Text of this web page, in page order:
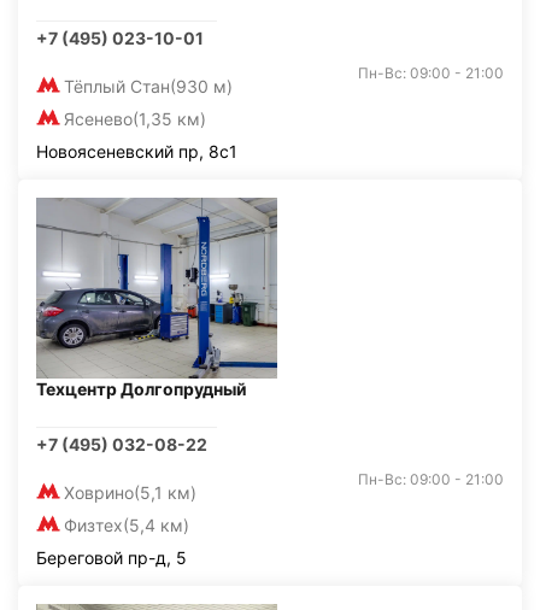
+7 (495) 023-10-01
Тёплый Стан(930 м)
Ясенево(1,35 км)
Пн-Вс: 09:00 - 21:00
Новоясеневский пр, 8с1
Техцентр Долгопрудный
+7 (495) 032-08-22
Ховрино(5,1 км)
Физтех(5,4 км)
Пн-Вс: 09:00 - 21:00
Береговой пр-д, 5